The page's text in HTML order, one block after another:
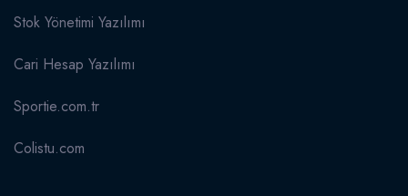
Stok Yönetimi Yazılımı
Cari Hesap Yazılımı
Sportie.com.tr
Colistu.com